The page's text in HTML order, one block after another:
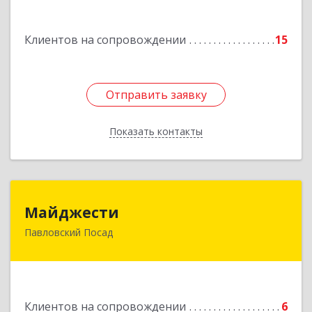
Клиентов на сопровождении 15
Отправить заявку
Показать контакты
Отправить заявку
Назад
Майджести
Павловский Посад
Клиентов на сопровождении 6
142502, Московская обл, Павлово-Посадский р-
Подробнее